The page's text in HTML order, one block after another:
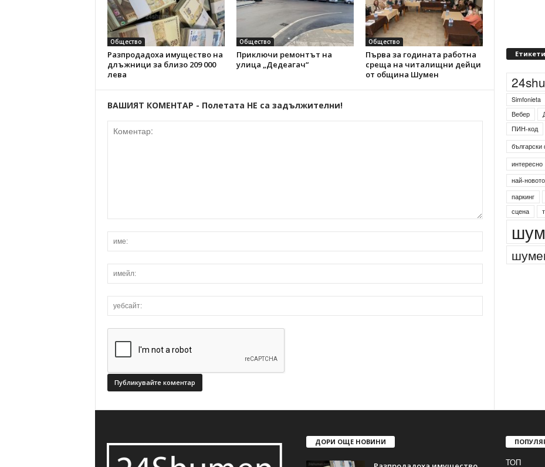
Общество
Разпродадоха имущество на
длъжници за близо 209 000
лева
Общество
Приключи ремонтът на
улица „Дедеагач“
Общество
Първа за годината работна
среща на читалищни дейци
от община Шумен
ВАШИЯТ КОМЕНТАР - Полетата НЕ са задължителни!
Етикети
Simfonieta
Вебер
ПИН-код
интересно
най-новото
паркинг
сцена
ДОРИ ОЩЕ НОВИНИ
ТОП